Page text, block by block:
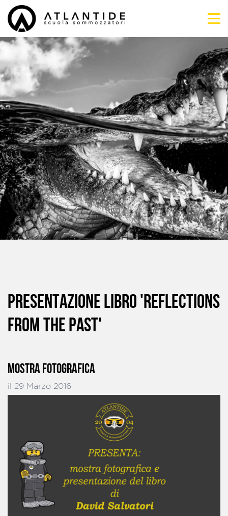
PRESENTAZIONE LIBRO 'REFLECTIONS
FROM THE PAST'
MOSTRA FOTOGRAFICA
il 29 Marzo 2016